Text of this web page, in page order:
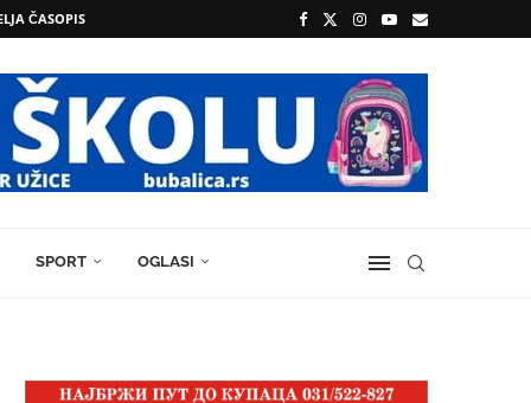
ČASOPIS
SPORT OGLASI